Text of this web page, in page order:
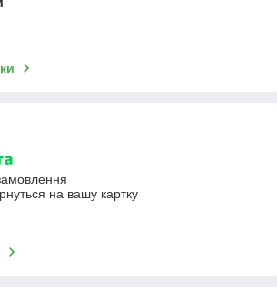
на вашу картку